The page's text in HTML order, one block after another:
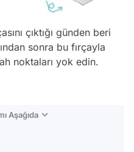
çıktığı günden beri
sonra bu fırçayla
noktaları yok edin.
Aşağıda